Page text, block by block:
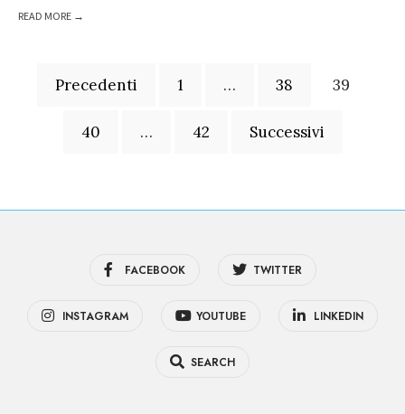
READ MORE →
Paginazione
articoli
Precedenti 1 … 38 39
40 … 42 Successivi
FACEBOOK TWITTER
INSTAGRAM YOUTUBE LINKEDIN
SEARCH